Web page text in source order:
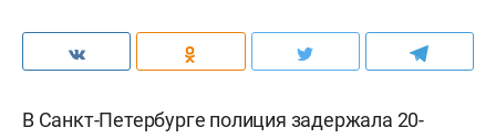
В Санкт-Петербурге полиция задержала 20-